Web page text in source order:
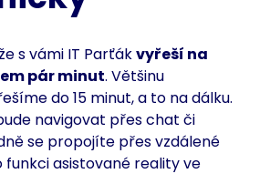
s vámi IT Parťákvyřeší na
pár minut. Většinu
do 15 minut, a to na dálku.
navigovat přes chat či
se propojíte přes vzdálené
asistované reality ve